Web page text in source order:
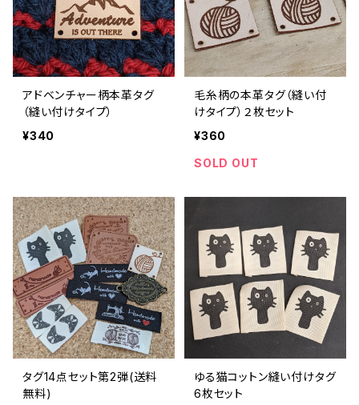
アドベンチャー柄本革タグ
（縫い付けタイプ）
¥340
毛糸柄の本革タグ（縫い付
けタイプ）２枚セット
¥360
SOLD OUT
タグ14点セット第2弾(送料
無料)
ゆる猫コットン縫い付けタグ
6枚セット